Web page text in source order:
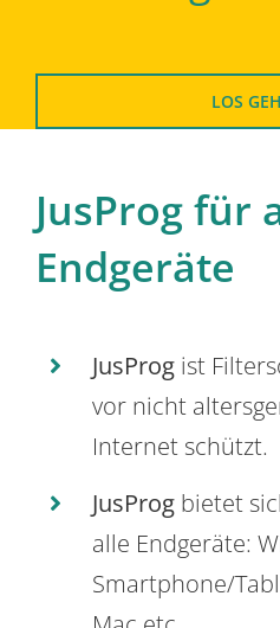
LOS
JusProg für
Endgeräte
JusProg ist
vor nicht
Internet schützt.
JusProg bietet
alle Endgeräte:
Smartphone/